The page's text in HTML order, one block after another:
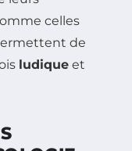
celles
de
ludique et